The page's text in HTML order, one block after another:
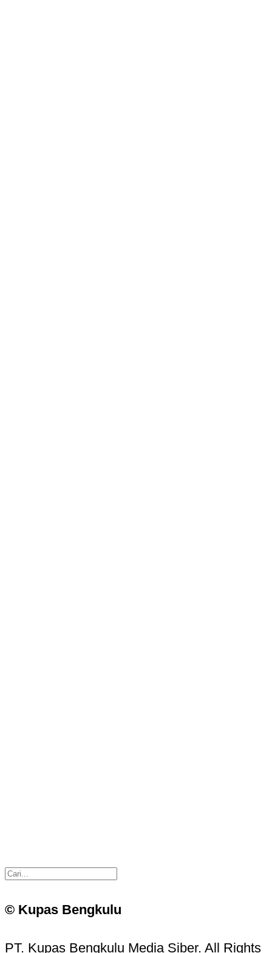
© Kupas Bengkulu
PT. Kupas Bengkulu Media Siber. All Rights